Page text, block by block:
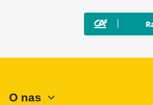
Toyota
O nas